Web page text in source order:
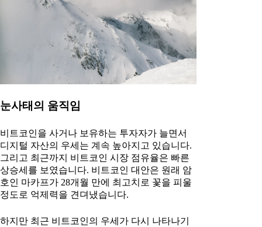
눈사태의 움직임
비트코인을 사거나 보유하는 투자자가 늘면서
디지털 자산의 우세는 계속 높아지고 있습니다.
그리고 최근까지 비트코인 시장 점유율은 빠른
상승세를 보였습니다. 비트코인 대안은 원래 암
호인 마카프가 28개월 만에 최고치로 꽃을 피울
정도로 억제력을 견뎌냈습니다.
하지만 최근 비트코인의 우세가 다시 나타나기